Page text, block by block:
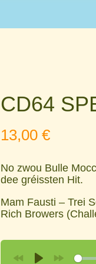
CD64
13,00 €
No zwou Bulle
dee gréissten Hit.
Mam Fausti – Trei
Rich Browers